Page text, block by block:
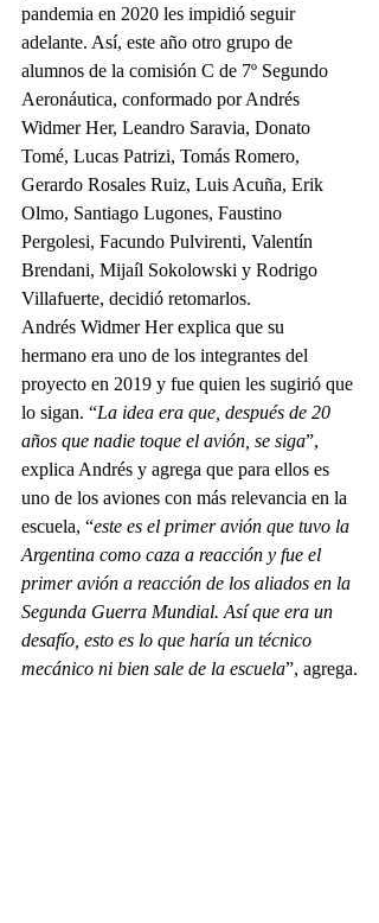
pandemia en 2020 les impidió seguir
adelante. Así, este año otro grupo de
alumnos de la comisión C de 7º Segundo
Aeronáutica, conformado por Andrés
Widmer Her, Leandro Saravia, Donato
Tomé, Lucas Patrizi, Tomás Romero,
Gerardo Rosales Ruiz, Luis Acuña, Erik
Olmo, Santiago Lugones, Faustino
Pergolesi, Facundo Pulvirenti, Valentín
Brendani, Mijaíl Sokolowski y Rodrigo
Villafuerte, decidió retomarlos.
Andrés Widmer Her explica que su
hermano era uno de los integrantes del
proyecto en 2019 y fue quien les sugirió que
lo sigan. “La idea era que, después de 20
años que nadie toque el avión, se siga”,
explica Andrés y agrega que para ellos es
uno de los aviones con más relevancia en la
escuela, “este es el primer avión que tuvo la
Argentina como caza a reacción y fue el
primer avión a reacción de los aliados en la
Segunda Guerra Mundial. Así que era un
desafío, esto es lo que haría un técnico
mecánico ni bien sale de la escuela”, agrega.